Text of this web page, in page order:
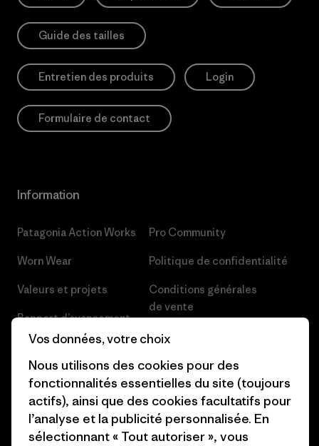
Guide des tailles
Entretien des produits Login
Formulaire de contact
Information
Patagonia Action Works
Worn Wear
Valeurs et projets
Rapport d’avancement
Business Unusual
Objectifs climatiques
1% For The Planet
Comment nous finançons
Pro Community
Politique de confidentialité
Conditions générales
de vente
Préférences de cookie
Carrières
Presse et media
Industry program
Vos données, votre choix
Nous utilisons des cookies pour des
fonctionnalités essentielles du site (toujours
actifs), ainsi que des cookies facultatifs pour
l’analyse et la publicité personnalisée. En
sélectionnant « Tout autoriser », vous